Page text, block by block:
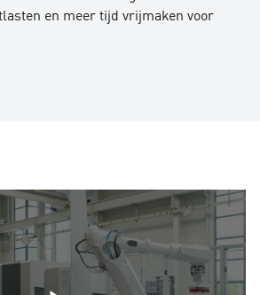
en meer tijd vrijmaken voor